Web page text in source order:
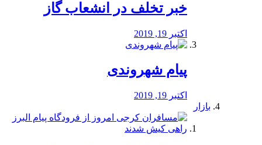
خبر تخلف در انشعاب گاز
اکتبر 19, 2019
پیام شهروندی
اکتبر 19, 2019
بازار